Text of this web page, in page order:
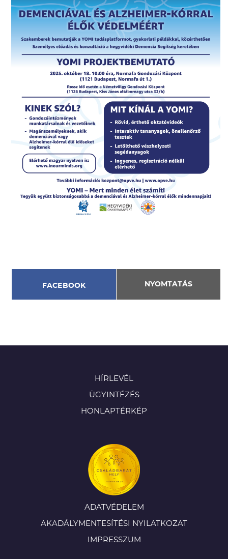
FACEBOOK NYOMTATÁS
HÍRLEVÉL
ÜGYINTÉZÉS
HONLAPTÉRKÉP
ADATVÉDELEM
AKADÁLYMENTESÍTÉSI NYILATKOZAT
IMPRESSZUM